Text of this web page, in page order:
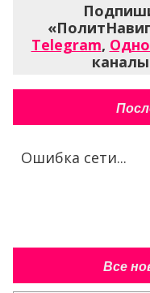
Telegram,
каналы
Ошибка сети...
Все